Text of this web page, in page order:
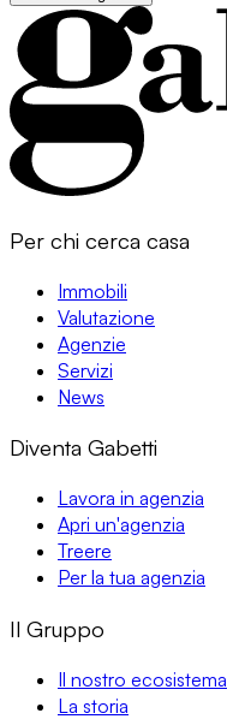
Per chi cerca casa
Immobili
Valutazione
Agenzie
Servizi
News
Diventa Gabetti
Lavora in agenzia
Apri un'agenzia
Treere
Per la tua agenzia
Il Gruppo
Il nostro ecosistema
La storia